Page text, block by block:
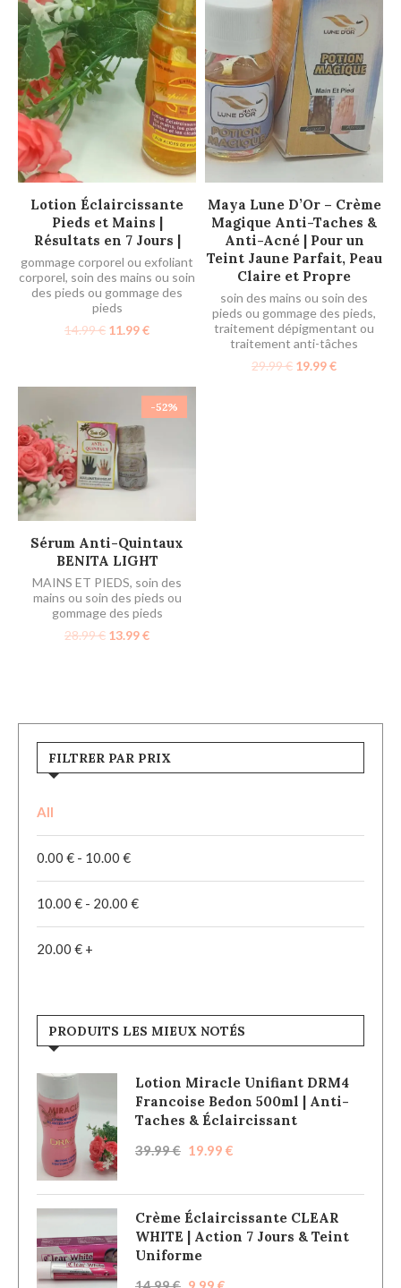
AJOUTER AU PANIER
Lotion Éclaircissante
Pieds et Mains |
Résultats en 7 Jours |
gommage corporel ou exfoliant
corporel, soin des mains ou soin
des pieds ou gommage des
pieds
14.99€ 11.99€
AJOUTER AU PANIER
Maya Lune D’Or – Crème
Magique Anti-Taches &
Anti-Acné | Pour un
Teint Jaune Parfait, Peau
Claire et Propre
soin des mains ou soin des
pieds ou gommage des pieds,
traitement dépigmentant ou
traitement anti-tâches
29.99€ 19.99€
-52%
AJOUTER AU PANIER
Sérum Anti-Quintaux
BENITA LIGHT
MAINS ET PIEDS, soin des
mains ou soin des pieds ou
gommage des pieds
28.99€ 13.99€
FILTRER PAR PRIX
All
0.00 € - 10.00 €
10.00 € - 20.00 €
20.00 € +
PRODUITS LES MIEUX NOTÉS
Lotion Miracle Unifiant DRM4
Francoise Bedon 500ml | Anti-
Taches & Éclaircissant
39.99€ 19.99 €
Crème Éclaircissante CLEAR
WHITE | Action 7 Jours & Teint
Uniforme